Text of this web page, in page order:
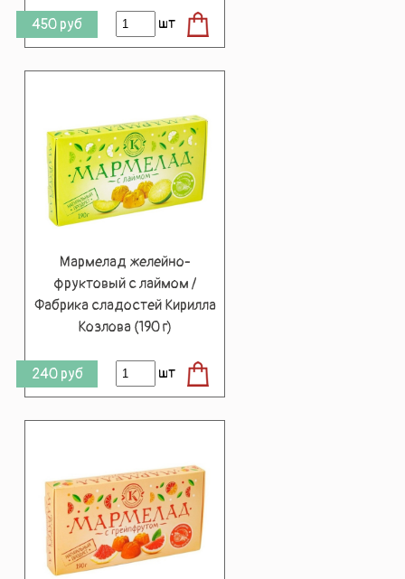
450 руб шт
Мармелад желейно-
фруктовый с лаймом /
Фабрика сладостей Кирилла
Козлова (190 г)
240 руб шт